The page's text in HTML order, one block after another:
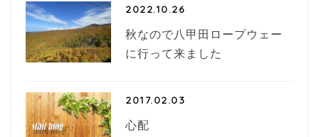
2022.10.26
秋なので八甲田ロープウェー
に行って来ました
2017.02.03
心配